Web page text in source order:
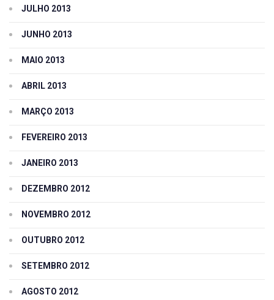
JULHO 2013
JUNHO 2013
MAIO 2013
ABRIL 2013
MARÇO 2013
FEVEREIRO 2013
JANEIRO 2013
DEZEMBRO 2012
NOVEMBRO 2012
OUTUBRO 2012
SETEMBRO 2012
AGOSTO 2012